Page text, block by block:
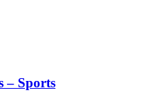
– Sports